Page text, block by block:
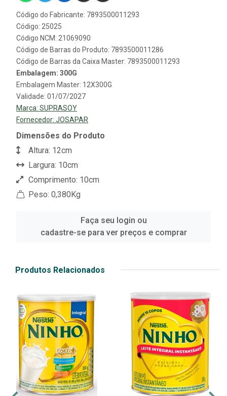
Código do Fabricante: 7893500011293
Código: 25025
Código NCM: 21069090
Código de Barras do Produto: 7893500011286
Código de Barras da Caixa Master: 7893500011293
Embalagem: 300G
Embalagem Master: 12X300G
Validade: 01/07/2027
Marca: SUPRASOY
Fornecedor: JOSAPAR
Dimensões do Produto
Altura: 12cm
Largura: 10cm
Comprimento: 10cm
Peso: 0,380Kg
Faça seu login ou
cadastre-se para ver preços e comprar
Produtos Relacionados